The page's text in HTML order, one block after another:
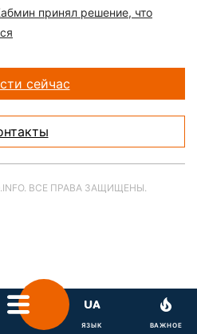
ЯЗЫК ВАЖНОЕ
принял решение, что
сейчас
ВСЕ ПРАВА ЗАЩИЩЕНЫ.